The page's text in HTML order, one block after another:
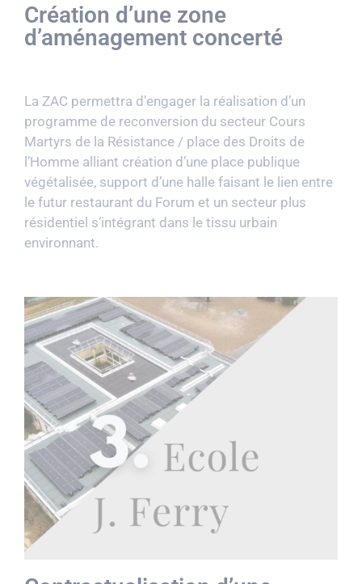
Création d’une zone
d’aménagement concerté
La ZAC permettra d’engager la réalisation d’un
programme de reconversion du secteur Cours
Martyrs de la Résistance / place des Droits de
l’Homme alliant création d’une place publique
végétalisée, support d’une halle faisant le lien entre
le futur restaurant du Forum et un secteur plus
résidentiel s’intégrant dans le tissu urbain
environnant.